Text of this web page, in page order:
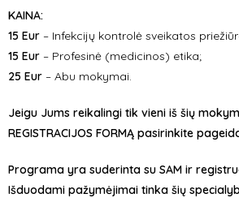
KAINA:
15 Eur – Infekcijų kontrolė sveikatos
15 Eur – Profesinė (medicinos) etika;
25 Eur – Abu mokymai.
Jeigu Jums reikalingi tik vieni iš šių
REGISTRACIJOS FORMĄ pasirinkite
Programa yra suderinta su SAM ir
Išduodami pažymėjimai tinka šių